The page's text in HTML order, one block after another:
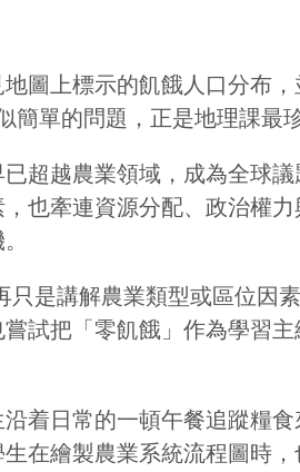
圖上標示的飢餓人口分布
單的問題，正是地理課最
超越農業領域，成為全球
也牽連資源分配、政治權
是講解農業類型或區位因
試把「零飢餓」作為學習
着日常的一頓午餐追蹤糧
在繪製農業系統流程圖時